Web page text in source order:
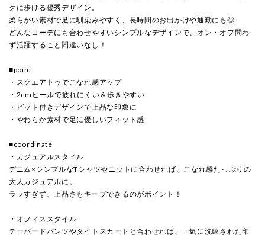
クに歩ける優秀デザイン。
柔らかい素材で足に馴染みやすく、長時間のお出かけや通勤にも◎
どんなコーデにも合わせやすいシンプルなデザインで、オン・オフ問わ
ず活躍すること間違いなし！
■point
・スクエアトゥでこなれ感アップ
・2cmヒールで疲れにくい＆歩きやすい
・ビット付きデザインで上品な印象に
・やわらか素材で足に優しいフィット感
■coordinate
・カジュアルスタイル
デニム×シンプルなTシャツやニットに合わせれば、こなれ感たっぷりの
大人カジュアルに。
ラフすぎず、上品さもキープできるのがポイント！
・オフィススタイル
テーパードパンツやタイトスカートと合わせれば、一気に洗練された印